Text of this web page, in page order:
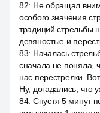
82: Не обращал
особого значения
традиций стрельбы
девяностые и
83: Началась
сначала не поняла,
нас перестрелки.
Ну, догадались, что
84: Спустя 5 минут